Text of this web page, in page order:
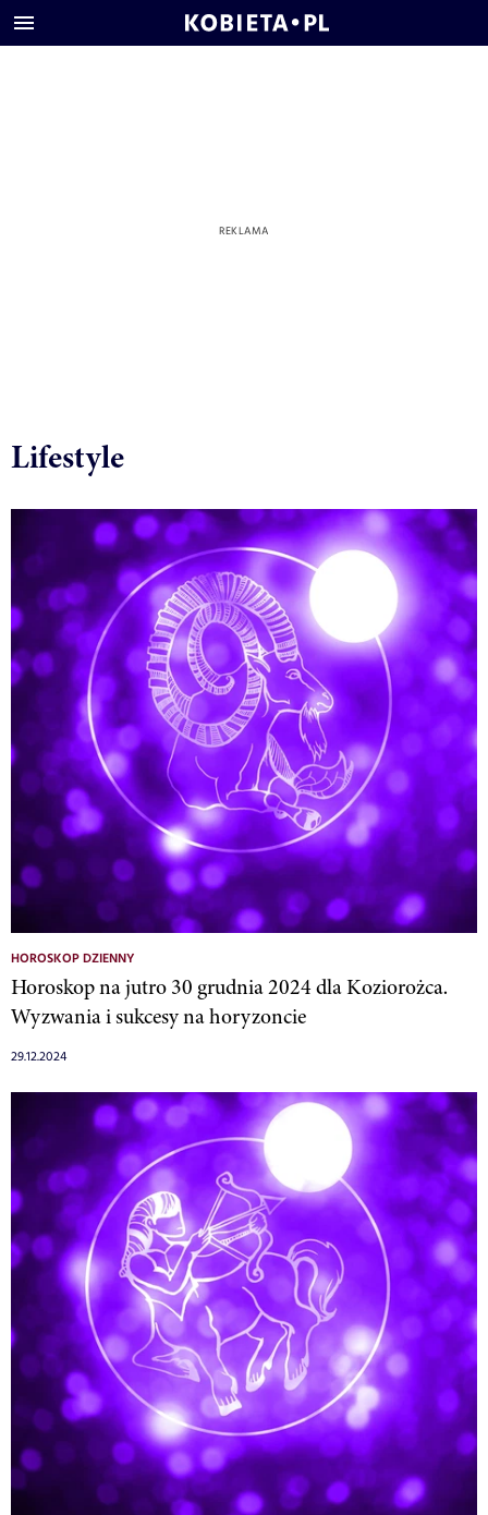
Lifestyle
HOROSKOP DZIENNY
Horoskop na jutro 30 grudnia 2024 dla Koziorożca.
Wyzwania i sukcesy na horyzoncie
29.12.2024